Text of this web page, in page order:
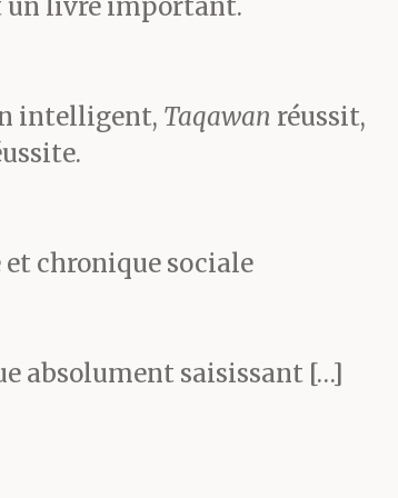
un livre important.
intelligent, Taqawan réussit,
chronique sociale
absolument saisissant […]